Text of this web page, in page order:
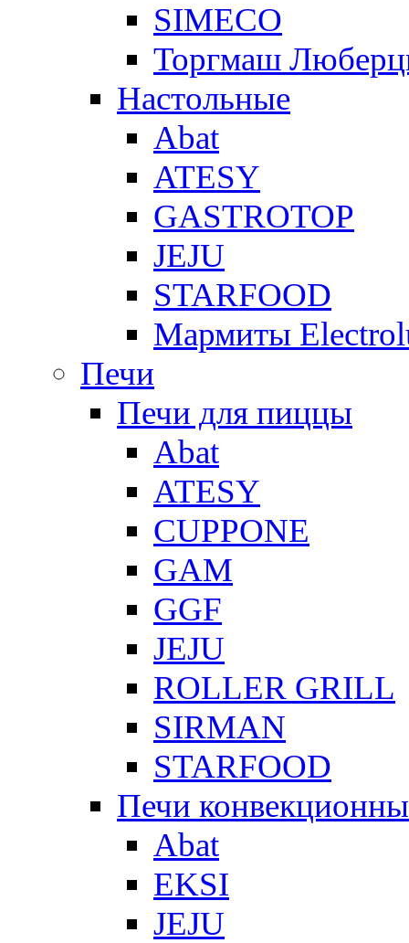
SIMECO
Торгмаш
Настольные
Abat
ATESY
GASTROTOP
JEJU
STARFOOD
Мармиты
Печи
Печи для пиццы
Abat
ATESY
CUPPONE
GAM
GGF
JEJU
ROLLER GRILL
SIRMAN
STARFOOD
Печи
Abat
EKSI
JEJU